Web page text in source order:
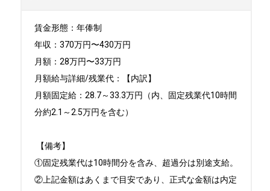
賃金形態：年俸制
年収：370万円〜430万円
月額：28万円〜33万円
月額給与詳細/残業代：【内訳】
月額固定給：28.7～33.3万円（内、固定残業代10時間
分約2.1～2.5万円を含む）
①固定残業代は10時間分を含み、超過分は別途支給。
②上記金額はあくまで目安であり、正式な金額は内定